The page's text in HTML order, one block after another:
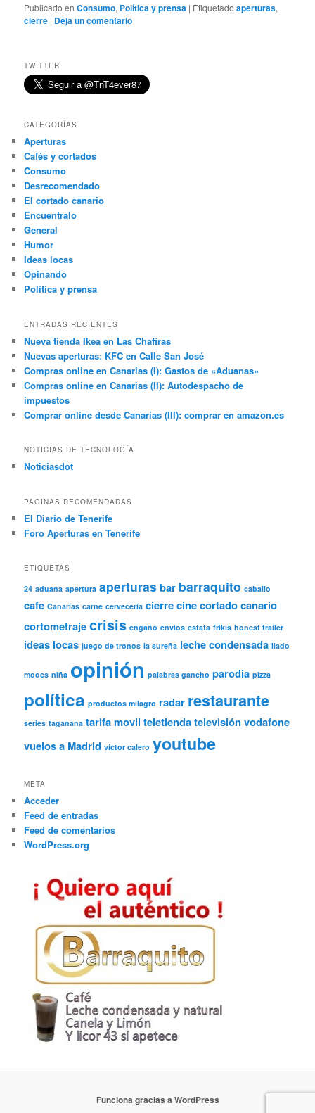
Publicado en Consumo, Política y prensa | Etiquetado aperturas,
cierre | Deja un comentario
TWITTER
CATEGORÍAS
Aperturas
Cafés y cortados
Consumo
Desrecomendado
El cortado canario
Encuentralo
General
Humor
Ideas locas
Opinando
Política y prensa
ENTRADAS RECIENTES
Nueva tienda Ikea en Las Chafiras
Nuevas aperturas: KFC en Calle San José
Compras online en Canarias (I): Gastos de «Aduanas»
Compras online en Canarias (II): Autodespacho de
impuestos
Comprar online desde Canarias (III): comprar en amazon.es
NOTICIAS DE TECNOLOGÍA
Noticiasdot
PAGINAS RECOMENDADAS
El Diario de Tenerife
Foro Aperturas en Tenerife
ETIQUETAS
24 aduana apertura aperturas bar barraquito caballo
cafe Canarias carne cerveceria cierrecinecortado canario
cortometrajecrisis engaño envios estafa frikis honest trailer
ideas locas juego de tronos la sureña leche condensada liado
moocs niña opinión palabras gancho parodia pizza
política productos milagro radar restaurante
series taganana tarifa movil teletiendatelevisión vodafone
vuelos a Madrid víctor calero youtube
META
Acceder
Feed de entradas
Feed de comentarios
WordPress.org
Funciona gracias a WordPress